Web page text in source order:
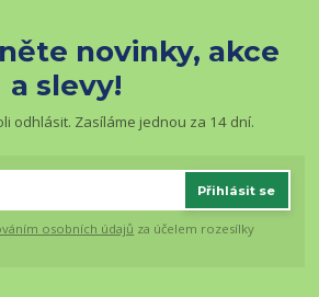
novinky, akce
a slevy!
odhlásit. Zasíláme jednou za 14 dní.
Přihlásit se
osobních údajů za účelem rozesílky